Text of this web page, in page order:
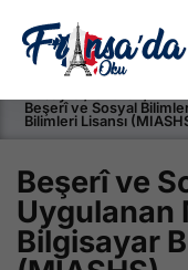
Beşerî ve Sosyal
Bilimleri Lisansı
Beşerî ve
Uygulanan
Bilgisayar